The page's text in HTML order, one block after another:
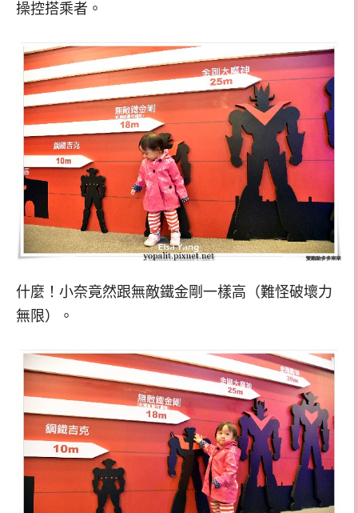
操控搭乘者。
什麼！小奈竟然跟無敵鐵金剛一樣高（難怪破壞力
無限）。